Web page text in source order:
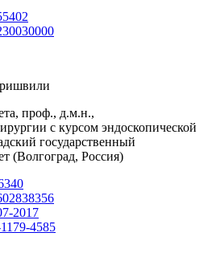
проф., д.м.н.,
с курсом эндоскопической
государственный
(Волгоград, Россия)
2017
4585